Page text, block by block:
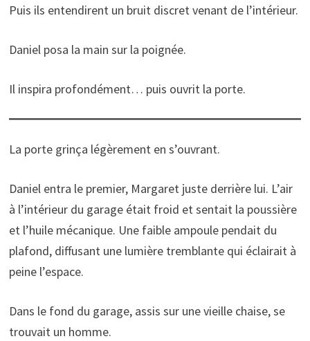
Puis ils entendirent un bruit discret venant de l’intérieur.
Daniel posa la main sur la poignée.
Il inspira profondément… puis ouvrit la porte.
La porte grinça légèrement en s’ouvrant.
Daniel entra le premier, Margaret juste derrière lui. L’air
à l’intérieur du garage était froid et sentait la poussière
et l’huile mécanique. Une faible ampoule pendait du
plafond, diffusant une lumière tremblante qui éclairait à
peine l’espace.
Dans le fond du garage, assis sur une vieille chaise, se
trouvait un homme.